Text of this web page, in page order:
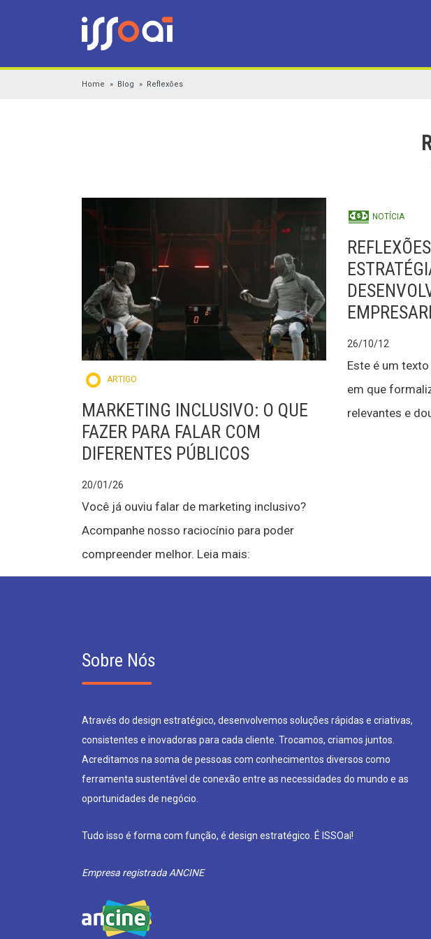
Home Blog Reflexões
ARTIGO
MARKETING INCLUSIVO: O QUE
FAZER PARA FALAR COM
DIFERENTES PÚBLICOS
20/01/26
Você já ouviu falar de marketing inclusivo?
Acompanhe nosso raciocínio para poder
compreender melhor. Leia mais:
NOTÍCIA
26/10/12
Este é um
em que
relevantes e
Sobre Nós
Através do design estratégico, desenvolvemos soluções rápidas e criativas,
consistentes e inovadoras para cada cliente. Trocamos, criamos juntos.
Acreditamos na soma de pessoas com conhecimentos diversos como
ferramenta sustentável de conexão entre as necessidades do mundo e as
oportunidades de negócio.
Tudo isso é forma com função, é design estratégico. É ISSOaí!
Empresa registrada ANCINE